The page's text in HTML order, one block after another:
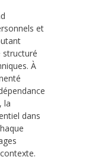
et
structuré
À
la
dans